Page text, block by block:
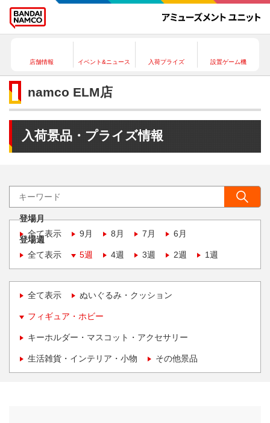
店舗情報 イベント&ニュース 入荷プライズ 設置ゲーム機
namco ELM店
入荷景品・プライズ情報
登場月
全て表示
9月 8月 7月 6月
登場週
全て表示
5週 4週 3週 2週 1週
全て表示 ぬいぐるみ・クッション
フィギュア・ホビー
キーホルダー・マスコット・アクセサリー
生活雑貨・インテリア・小物 その他景品